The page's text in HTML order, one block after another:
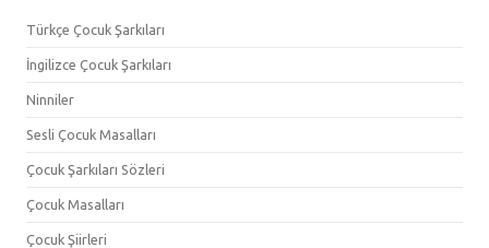
Türkçe Çocuk Şarkıları
İngilizce Çocuk Şarkıları
Ninniler
Sesli Çocuk Masalları
Çocuk Şarkıları Sözleri
Çocuk Masalları
Çocuk Şiirleri